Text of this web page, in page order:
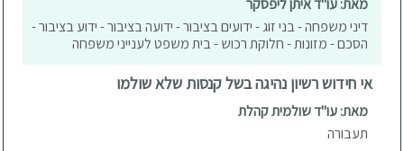
מאת: עו"ד איתן ליפסקר
דיני משפחה - בני זוג - ידועים בציבור - ידועה בציבור - ידוע בציבור -
הסכם - מזונות - חלוקת רכוש - בית משפט לענייני משפחה
אי חידוש רשיון נהיגה בשל קנסות שלא שולמו
מאת: עו"ד שולמית קהלת
תעבורה